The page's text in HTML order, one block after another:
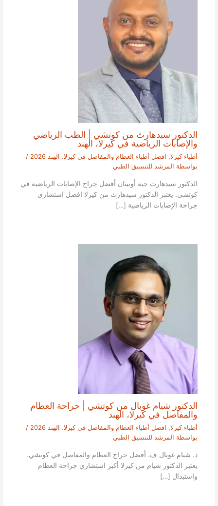
الدكتور سيدهارث من كوتشي | الطب الرياضي
والإصابات الرياضية في كيرلا، الهند
أطباء كيرلا, افضل أطباء العظام والمفاصل في كيرلا، الهند 2026
/
بواسطة المرشد للتنسيق الطبي
الدكتور سيدهارث جيه أونيثان أفضل جراح الإصابات الرياضية في
كوتشي. يعتبر الدكتور سيدهارث من كيرلا افضل استشاري
جراحة الإصابات الرياضية […]
الدكتور شيام غوبال من كوتشي | جراحة العظام
والمفاصل في كيرلا، الهند
أطباء كيرلا, افضل أطباء العظام والمفاصل في كيرلا، الهند 2026
/
بواسطة المرشد للتنسيق الطبي
د. شيام غوبال ف. أفضل جراح العظام والمفاصل في كوتشي.
يعتبر الدكتور شيام من كيرلا أكبر استشاري جراحة العظام
واستبدال […]